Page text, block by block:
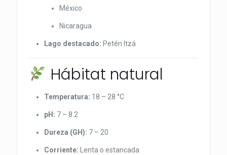
México
Nicaragua
Lago destacado: Petén Itzá
Hábitat natural
Temperatura: 18 – 28 °C
pH: 7 – 8.2
Dureza (GH): 7 – 20
Corriente: Lenta o estancada